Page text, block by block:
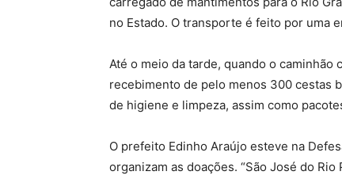
no Estado. O transporte é feito por uma
Até o meio da tarde, quando o
recebimento de pelo menos 300 cestas
de higiene e limpeza, assim como
O prefeito Edinho Araújo esteve na
organizam as doações. “São José do